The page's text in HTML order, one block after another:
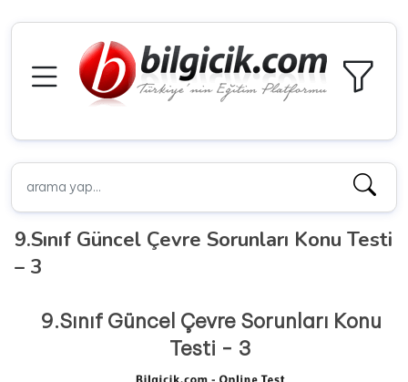
9.Sınıf Güncel Çevre Sorunları Konu Testi
– 3
9.Sınıf Güncel Çevre Sorunları Konu
Testi - 3